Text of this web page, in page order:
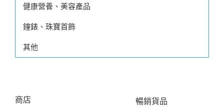
健康營養、美容產品
鐘錶、珠寶首飾
其他
商店 暢銷貨品